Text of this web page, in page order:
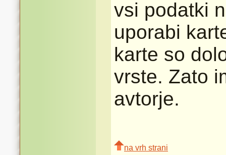
vsi podatki
uporabi
karte so
vrste. Zato
avtorje.
na vrh strani